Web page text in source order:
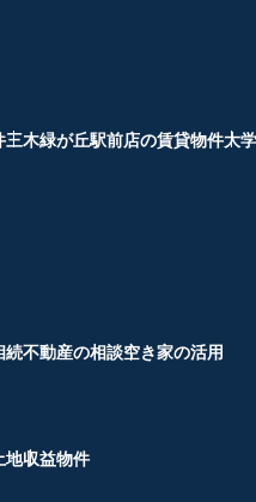
三木緑が丘駅前店の賃貸物件大
続不動産の相談空き家の活用
地収益物件